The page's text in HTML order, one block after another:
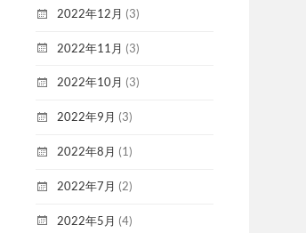
2022年12月 (3)
2022年11月 (3)
2022年10月 (3)
2022年9月 (3)
2022年8月 (1)
2022年7月 (2)
2022年5月 (4)